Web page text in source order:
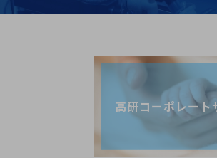
高研コーポレート